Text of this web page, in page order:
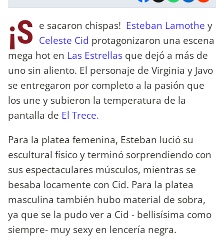
¡S e sacaron chispas! Esteban Lamothe y
Celeste Cid protagonizaron una escena
mega hot en Las Estrellas que dejó a más de
uno sin aliento. El personaje de Virginia y Javo
se entregaron por completo a la pasión que
los une y subieron la temperatura de la
pantalla de El Trece.
Para la platea femenina, Esteban lució su
escultural físico y terminó sorprendiendo con
sus espectaculares músculos, mientras se
besaba locamente con Cid. Para la platea
masculina también hubo material de sobra,
ya que se la pudo ver a Cid - bellisísima como
siempre- muy sexy en lencería negra.